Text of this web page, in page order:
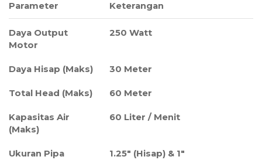
Parameter Keterangan
Daya Output
Motor
250 Watt
Daya Hisap (Maks) 30 Meter
Total Head (Maks) 60 Meter
Kapasitas Air
(Maks)
60 Liter / Menit
Ukuran Pipa
1.25″ (Hisap) & 1″